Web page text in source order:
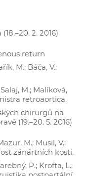
2. 2016)
return
M.; Báča, V.:
M.; Malíková,
retroaortica.
chirurgů na
(19.–20. 5. 2016)
M.; Musil, V.;
zánártních kostí.
P.; Krofta, L.;